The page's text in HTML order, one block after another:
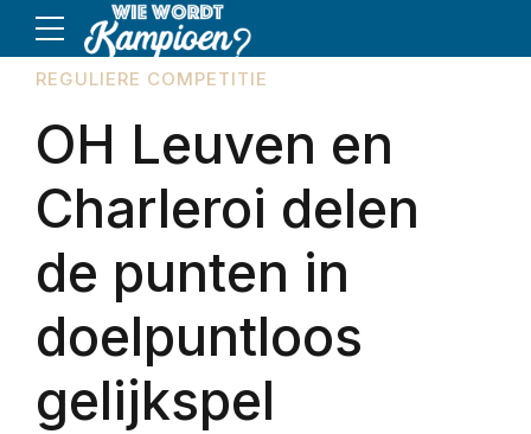
REGULIERE COMPETITIE
OH Leuven en
Charleroi delen
de punten in
doelpuntloos
gelijkspel